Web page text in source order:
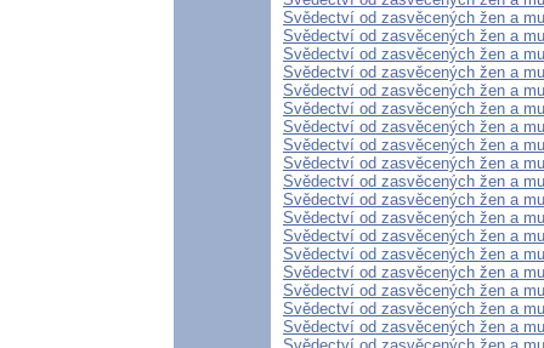
Svědectví od zasvěcených žen a
Svědectví od zasvěcených žen a
Svědectví od zasvěcených žen a
Svědectví od zasvěcených žen a
Svědectví od zasvěcených žen a
Svědectví od zasvěcených žen a
Svědectví od zasvěcených žen a
Svědectví od zasvěcených žen a
Svědectví od zasvěcených žen a
Svědectví od zasvěcených žen a
Svědectví od zasvěcených žen a
Svědectví od zasvěcených žen a
Svědectví od zasvěcených žen a
Svědectví od zasvěcených žen a
Svědectví od zasvěcených žen a
Svědectví od zasvěcených žen a
Svědectví od zasvěcených žen a
Svědectví od zasvěcených žen a